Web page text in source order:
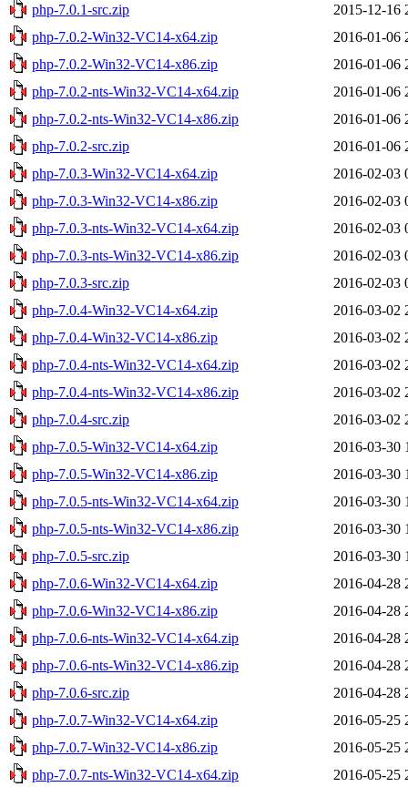
php-7.0.1-src.zip
2015-12-16
php-7.0.2-Win32-VC14-x64.zip
2016-01-06
php-7.0.2-Win32-VC14-x86.zip
2016-01-06
php-7.0.2-nts-Win32-VC14-x64.zip
2016-01-06
php-7.0.2-nts-Win32-VC14-x86.zip
2016-01-06
php-7.0.2-src.zip
2016-01-06
php-7.0.3-Win32-VC14-x64.zip
2016-02-03
php-7.0.3-Win32-VC14-x86.zip
2016-02-03
php-7.0.3-nts-Win32-VC14-x64.zip
2016-02-03
php-7.0.3-nts-Win32-VC14-x86.zip
2016-02-03
php-7.0.3-src.zip
2016-02-03
php-7.0.4-Win32-VC14-x64.zip
2016-03-02
php-7.0.4-Win32-VC14-x86.zip
2016-03-02
php-7.0.4-nts-Win32-VC14-x64.zip
2016-03-02
php-7.0.4-nts-Win32-VC14-x86.zip
2016-03-02
php-7.0.4-src.zip
2016-03-02
php-7.0.5-Win32-VC14-x64.zip
2016-03-30
php-7.0.5-Win32-VC14-x86.zip
2016-03-30
php-7.0.5-nts-Win32-VC14-x64.zip
2016-03-30
php-7.0.5-nts-Win32-VC14-x86.zip
2016-03-30
php-7.0.5-src.zip
2016-03-30
php-7.0.6-Win32-VC14-x64.zip
2016-04-28
php-7.0.6-Win32-VC14-x86.zip
2016-04-28
php-7.0.6-nts-Win32-VC14-x64.zip
2016-04-28
php-7.0.6-nts-Win32-VC14-x86.zip
2016-04-28
php-7.0.6-src.zip
2016-04-28
php-7.0.7-Win32-VC14-x64.zip
2016-05-25
php-7.0.7-Win32-VC14-x86.zip
2016-05-25
php-7.0.7-nts-Win32-VC14-x64.zip
2016-05-25